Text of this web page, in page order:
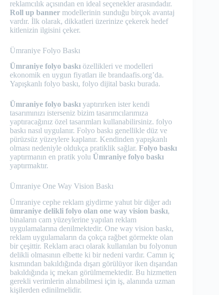
reklamcılık açısından en ideal seçenekler arasındadır.
Roll up banner modellerinin sunduğu birçok avantaj
vardır. İlk olarak, dikkatleri üzerinize çekerek hedef
kitlenizin ilgisini çeker.
Ümraniye Folyo Baskı
Ümraniye folyo baskı özellikleri ve modelleri
ekonomik en uygun fiyatları ile brandaafis.org’da.
Yapışkanlı folyo baskı, folyo dijital baskı burada.
Ümraniye folyo baskı yaptırırken ister kendi
tasarımınızı isterseniz bizim tasarımcılarımıza
yaptıracağınız özel tasarımları kullanabilirsiniz. folyo
baskı nasıl uygulanır. Folyo baskı genellikle düz ve
pürüzsüz yüzeylere kaplanır. Kendinden yapışkanlı
olması nedeniyle oldukça pratiklik sağlar. Folyo baskı
yaptırmanın en pratik yolu Ümraniye folyo baskı
yaptırmaktır.
Ümraniye One Way Vision Baskı
Ümraniye cephe reklam giydirme yahut bir diğer adı
ümraniye delikli folyo olan one way vision baskı,
binaların cam yüzeylerine yapılan reklam
uygulamalarına denilmektedir. One way vision baskı,
reklam uygulamaların da çokça rağbet görmekte olan
bir çeşittir. Reklam aracı olarak kullanılan bu folyonun
delikli olmasının elbette ki bir nedeni vardır. Camın iç
kısmından bakıldığında dışarı görülüyor iken dışarıdan
bakıldığında iç mekan görülmemektedir. Bu hizmetten
gerekli verimlerin alınabilmesi için iş, alanında uzman
kişilerden edinilmelidir.